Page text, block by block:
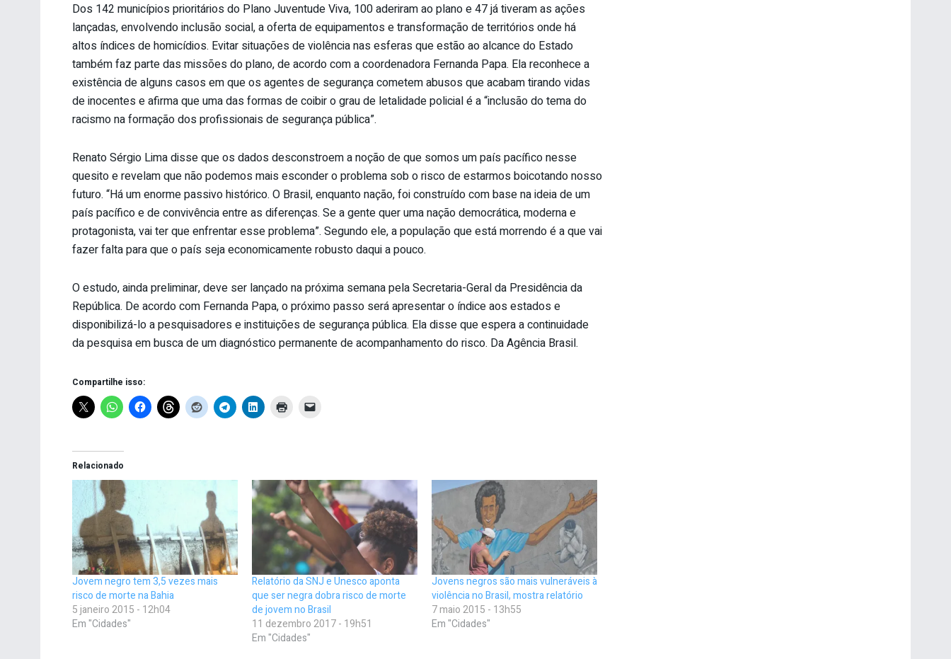
Dos 142 municípios prioritários do Plano Juventude Viva, 100 aderiram ao plano e 47 já tiveram as ações
lançadas, envolvendo inclusão social, a oferta de equipamentos e transformação de territórios onde há
altos índices de homicídios. Evitar situações de violência nas esferas que estão ao alcance do Estado
também faz parte das missões do plano, de acordo com a coordenadora Fernanda Papa. Ela reconhece a
existência de alguns casos em que os agentes de segurança cometem abusos que acabam tirando vidas
de inocentes e afirma que uma das formas de coibir o grau de letalidade policial é a “inclusão do tema do
racismo na formação dos profissionais de segurança pública”.
Renato Sérgio Lima disse que os dados desconstroem a noção de que somos um país pacífico nesse
quesito e revelam que não podemos mais esconder o problema sob o risco de estarmos boicotando nosso
futuro. “Há um enorme passivo histórico. O Brasil, enquanto nação, foi construído com base na ideia de um
país pacífico e de convivência entre as diferenças. Se a gente quer uma nação democrática, moderna e
protagonista, vai ter que enfrentar esse problema”. Segundo ele, a população que está morrendo é a que vai
fazer falta para que o país seja economicamente robusto daqui a pouco.
O estudo, ainda preliminar, deve ser lançado na próxima semana pela Secretaria-Geral da Presidência da
República. De acordo com Fernanda Papa, o próximo passo será apresentar o índice aos estados e
disponibilizá-lo a pesquisadores e instituições de segurança pública. Ela disse que espera a continuidade
da pesquisa em busca de um diagnóstico permanente de acompanhamento do risco. Da Agência Brasil.
Compartilhe isso:
Relacionado
Jovem negro tem 3,5 vezes mais
risco de morte na Bahia
5 janeiro 2015 - 12h04
Em "Cidades"
Relatório da SNJ e Unesco aponta
que ser negra dobra risco de morte
de jovem no Brasil
11 dezembro 2017 - 19h51
Em "Cidades"
Jovens negros são mais vulneráveis à
violência no Brasil, mostra relatório
7 maio 2015 - 13h55
Em "Cidades"